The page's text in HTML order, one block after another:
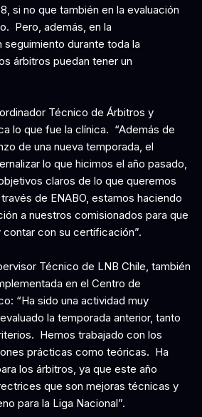
si no que también en la evaluación
Pero, además, en la
durante toda la
árbitros puedan tener un
Técnico de Árbitros y
lo que fue la clínica. “Además de
de una nueva temporada, el
lo que hicimos el año pasado,
claros de lo que queremos
de ENABO, estamos haciendo
a nuestros comisionados para que
con su certificación”.
Técnico de LNB Chile, también
en el Centro de
“Ha sido una actividad muy
la temporada anterior, tanto
Hemos trabajado con los
prácticas como teóricas. Ha
los árbitros, ya que este año
que son mejoras técnicas y
para la Liga Nacional”.